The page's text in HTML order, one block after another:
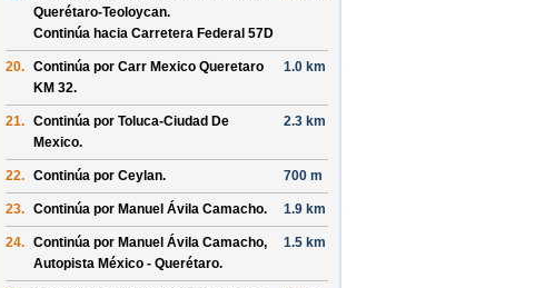
Querétaro-Teoloycan.
Continúa hacia Carretera Federal 57D
20. Continúa por Carr Mexico Queretaro
KM 32.
1.0 km
21. Continúa por Toluca-Ciudad De
Mexico.
2.3 km
22. Continúa por Ceylan. 700 m
23. Continúa por Manuel Ávila Camacho. 1.9 km
24. Continúa por Manuel Ávila Camacho,
Autopista México - Querétaro.
1.5 km